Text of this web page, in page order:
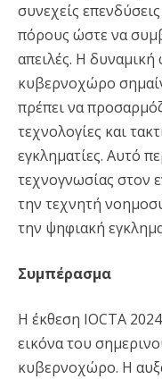
συνεχείς
πόρους ώστε να
απειλές. Η
κυβερνοχώρο
πρέπει να
τεχνολογίες και
εγκληματίες. Αυτό
τεχνογνωσίας στον
την τεχνητή
την ψηφιακή
Συμπέρασμα
Η έκθεση IOCTA
εικόνα του
κυβερνοχώρο. Η